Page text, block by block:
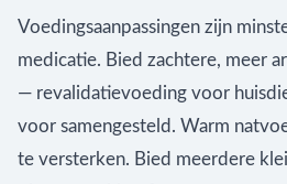
Voedingsaanpassingen zijn
medicatie. Bied zachtere, meer
— revalidatievoeding voor
voor samengesteld. Warm
te versterken. Bied meerdere